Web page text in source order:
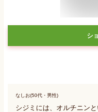
シ
なしお(50代・男性)
シジミには、オルチニン